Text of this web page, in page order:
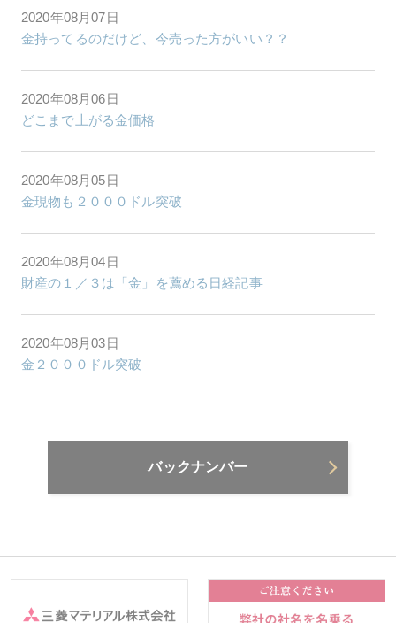
2020年08月07日
金持ってるのだけど、今売った方がいい？？
2020年08月06日
どこまで上がる金価格
2020年08月05日
金現物も２０００ドル突破
2020年08月04日
財産の１／３は「金」を薦める日経記事
2020年08月03日
金２０００ドル突破
バックナンバー